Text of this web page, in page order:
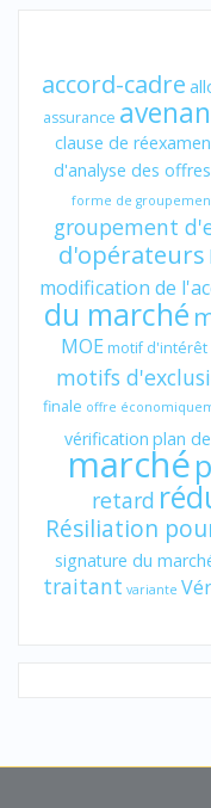
accord-cadre
assurance
clause de réexamen
d'analyse des offres
forme de
groupement
d'opérateurs
modification de
du marché
MOE motif d'intérêt
motifs
finale offre
vérification plan
marché
retard
Résiliation
signature du
traitant variante